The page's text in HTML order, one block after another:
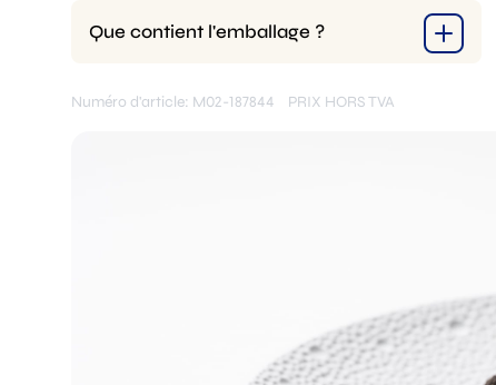
Que contient l'emballage ?
Numéro d'article: M02-187844 PRIX HORS TVA